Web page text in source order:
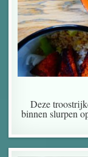
Deze
binnen slurpen